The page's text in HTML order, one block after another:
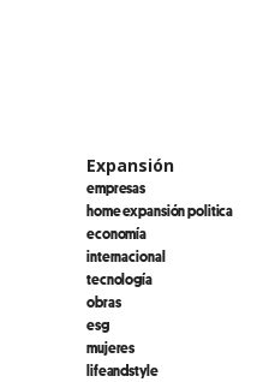
Expansión
empresas
home expansión politica
economía
internacional
tecnología
obras
esg
mujeres
lifeandstyle